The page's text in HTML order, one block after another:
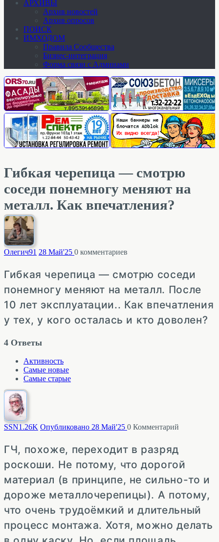
АРХИВЫ
Архив новостей
Архив опросов
ПОИСК
ИМХОДОМ
Правила Сообщества
Бизнес-интеграция
Форма связи с Админами
Гибкая черепица — смотрю
соседи понемногу меняют на
металл. Как впечатления?
Олегич91 28 Май'25 0 комментариев
Гибкая черепица — смотрю соседи
понемногу меняют на металл. После
10 лет эксплуатации.. Как впечатления
у тех, у кого осталась и кто доволен?
4 Ответы
Активность
Самые новые
Самые старые
SSN1.26K Опубликовано 28 Май'25 0 Комментарий
ГЧ, похоже, переходит в разряд
роскоши. Не потому, что дорогой
материал (в принципе, не сильно-то и
дороже металлочерепицы). А потому,
что очень трудоёмкий и длительный
процесс монтажа. Хотя, можно делать